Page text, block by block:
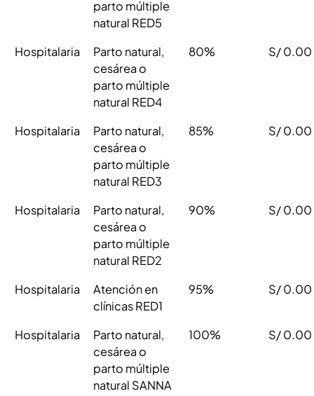
parto múltiple
natural RED5
Hospitalaria
Parto natural,
cesárea o
parto múltiple
natural RED4
80% S/ 0.00
Hospitalaria
Parto natural,
cesárea o
parto múltiple
natural RED3
85% S/ 0.00
Hospitalaria
Parto natural,
cesárea o
parto múltiple
natural RED2
90% S/ 0.00
Hospitalaria
Atención en
clínicas RED1
95% S/ 0.00
Hospitalaria
Parto natural,
cesárea o
parto múltiple
natural SANNA
100% S/ 0.00